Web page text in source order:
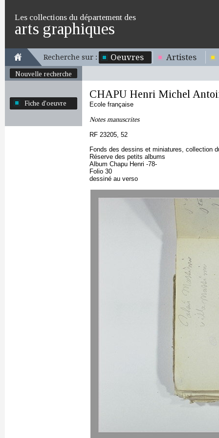
Les collections du département des
arts graphiques
Recherche sur : Oeuvres Artistes
Nouvelle recherche
Fiche d'oeuvre
CHAPU Henri Michel
Ecole française
Notes manuscrites
RF 23205, 52
Fonds des dessins et miniatures, collection
Réserve des petits albums
Album Chapu Henri -78-
Folio 30
dessiné au verso